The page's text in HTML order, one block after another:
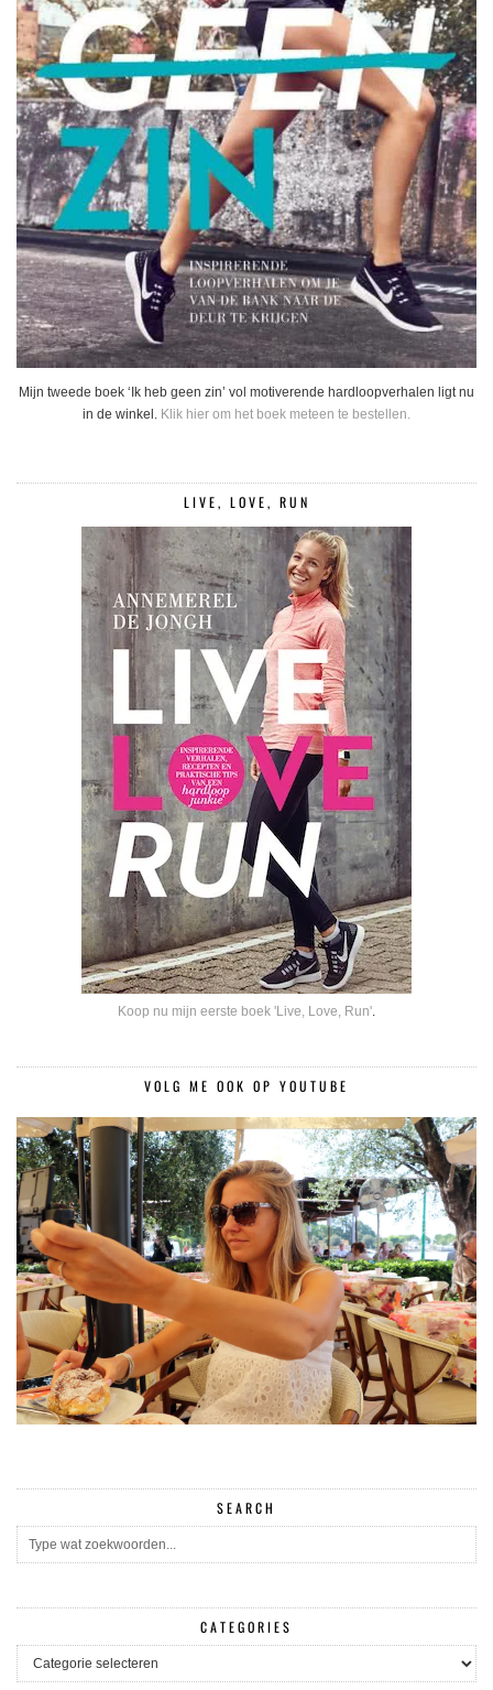
Mijn tweede boek ‘Ik heb geen zin’ vol motiverende hardloopverhalen ligt nu
in de winkel. Klik hier om het boek meteen te bestellen.
LIVE, LOVE, RUN
Koop nu mijn eerste boek 'Live, Love, Run'.
VOLG ME OOK OP YOUTUBE
SEARCH
CATEGORIES
CATEGORIES